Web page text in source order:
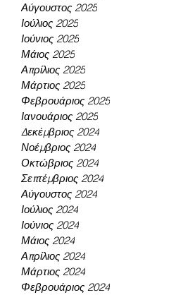
Αύγουστος 2025
Ιούλιος 2025
Ιούνιος 2025
Μάιος 2025
Απρίλιος 2025
Μάρτιος 2025
Φεβρουάριος 2025
Ιανουάριος 2025
Δεκέμβριος 2024
Νοέμβριος 2024
Οκτώβριος 2024
Σεπτέμβριος 2024
Αύγουστος 2024
Ιούλιος 2024
Ιούνιος 2024
Μάιος 2024
Απρίλιος 2024
Μάρτιος 2024
Φεβρουάριος 2024